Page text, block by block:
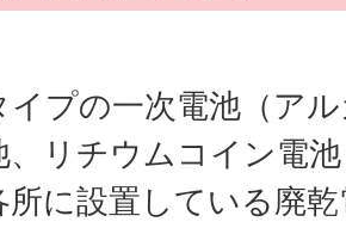
イプの一次電池（ア
、リチウムコイン電
所に設置している廃